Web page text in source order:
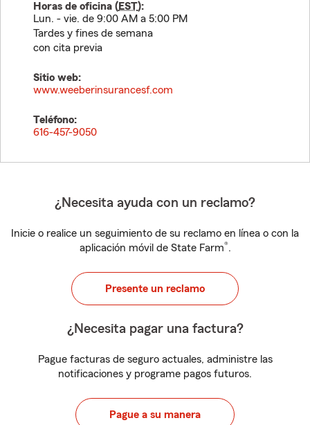
Horas de oficina (EST):
Lun. - vie. de 9:00 AM a 5:00 PM
Tardes y fines de semana
con cita previa
Sitio web:
www.weeberinsurancesf.com
Teléfono:
616-457-9050
¿Necesita ayuda con un reclamo?
Inicie o realice un seguimiento de su reclamo en línea o con la
aplicación móvil de State Farm®.
Presente un reclamo
¿Necesita pagar una factura?
Pague facturas de seguro actuales, administre las
notificaciones y programe pagos futuros.
Pague a su manera